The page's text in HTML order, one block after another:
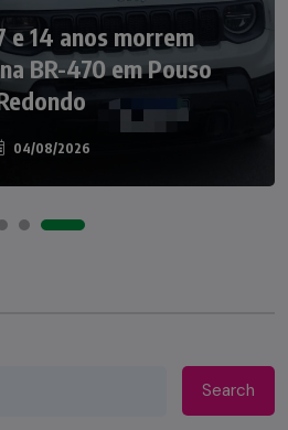
e 14 anos morrem
BR-470 em Pouso
04/08/2026
NOTÍCIAS
leva o nome de Taió ao
Silvio Santos
07/08/2026
Search